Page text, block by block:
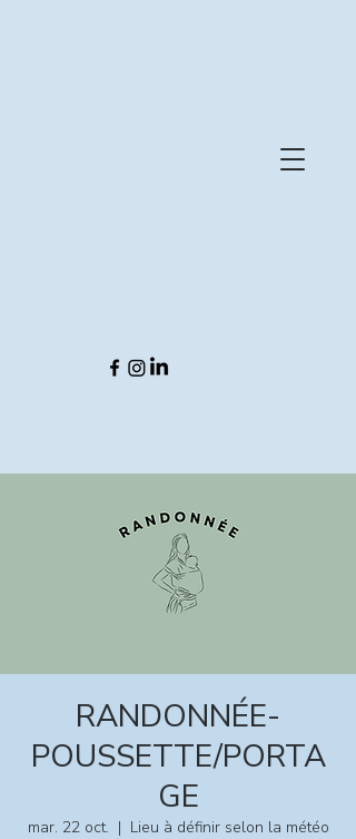
RANDONNÉE-
POUSSETTE/PORTA
GE
mar. 22 oct.
  |
Lieu à définir selon la météo